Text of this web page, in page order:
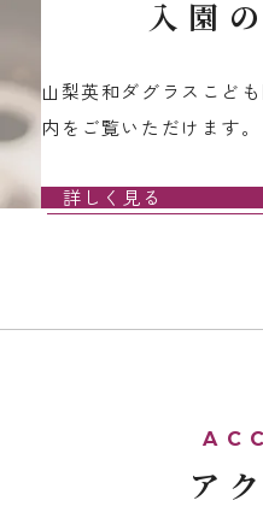
入園
山梨英和ダグラスこど
内をご覧いただけます。
詳しく見る
ア